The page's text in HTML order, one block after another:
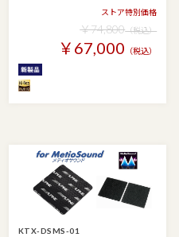
ストア特別価格
￥74,800（税込）
￥67,000 （税込）
KTX-DSMS-01